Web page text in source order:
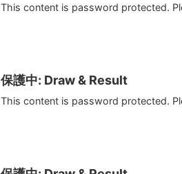
This content is password protected.
保護中: Draw & Result
This content is password protected.